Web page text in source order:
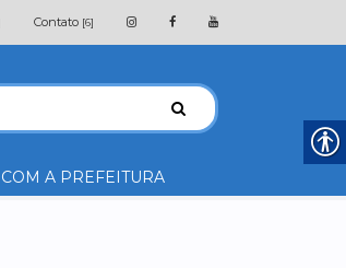
Contato [6]
A PREFEITURA